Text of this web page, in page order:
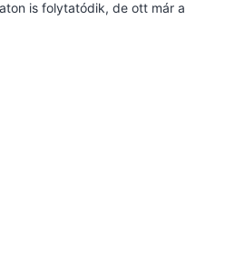
is folytatódik, de ott már a